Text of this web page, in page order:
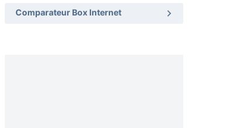
Comparateur Box Internet